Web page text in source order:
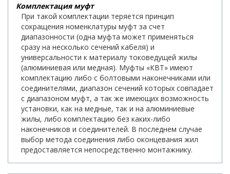
Комплектация муфт
При такой комплектации теряется принцип
сокращения номенклатуры муфт за счет
диапазонности (одна муфта может применяться
сразу на несколько сечений кабеля) и
универсальности к материалу токоведущей жилы
(алюминиевая или медная). Муфты «КВТ» имеют
комплектацию либо с болтовыми наконечниками или
соединителями, диапазон сечений которых совпадает
с диапазоном муфт, а так же имеющих возможность
установки, как на медные, так и на алюминиевые
жилы, либо комплектацию без каких-либо
наконечников и соединителей. В последнем случае
выбор метода соединения либо оконцевания жил
предоставляется непосредственно монтажнику.